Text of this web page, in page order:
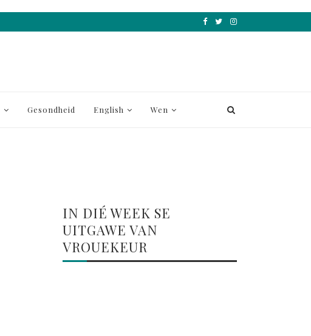
Gesondheid English Wen
IN DIÉ WEEK SE
UITGAWE VAN
VROUEKEUR